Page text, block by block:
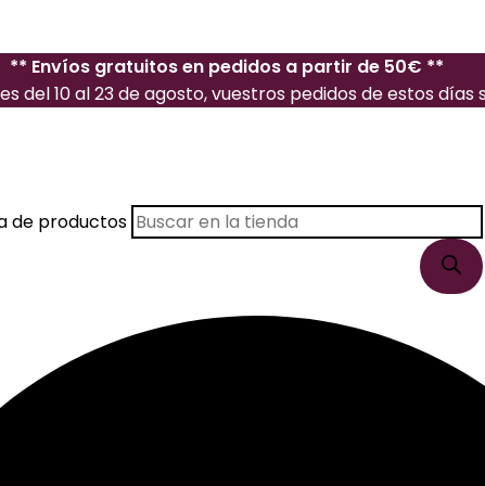
** Envíos gratuitos en pedidos a partir de 50€ **
del 10 al 23 de agosto, vuestros pedidos de estos
de productos